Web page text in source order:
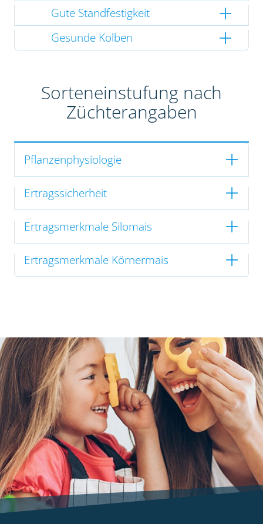
Gute Standfestigkeit
Gesunde Kolben
Sorteneinstufung nach
Züchterangaben
Pflanzenphysiologie
Ertragssicherheit
Ertragsmerkmale Silomais
Ertragsmerkmale Körnermais